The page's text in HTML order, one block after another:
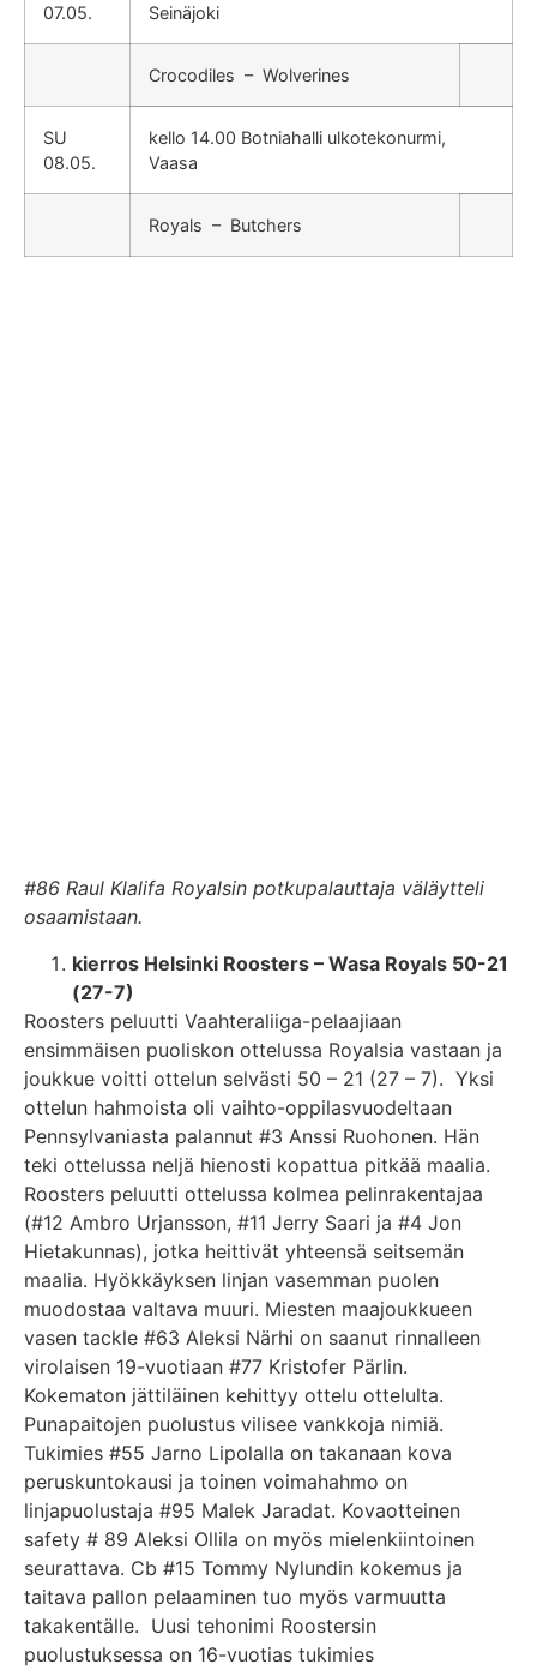
07.05.
Seinäjoki
Crocodiles – Wolverines
SU
08.05.
kello 14.00 Botniahalli ulkotekonurmi,
Vaasa
Royals – Butchers
#86 Raul Klalifa Royalsin potkupalauttaja väläytteli
osaamistaan.
kierros Helsinki Roosters – Wasa Royals 50-21
(27-7)
Roosters peluutti Vaahteraliiga-pelaajiaan
ensimmäisen puoliskon ottelussa Royalsia vastaan ja
joukkue voitti ottelun selvästi 50 – 21 (27 – 7). Yksi
ottelun hahmoista oli vaihto-oppilasvuodeltaan
Pennsylvaniasta palannut #3 Anssi Ruohonen. Hän
teki ottelussa neljä hienosti kopattua pitkää maalia.
Roosters peluutti ottelussa kolmea pelinrakentajaa
(#12 Ambro Urjansson, #11 Jerry Saari ja #4 Jon
Hietakunnas), jotka heittivät yhteensä seitsemän
maalia. Hyökkäyksen linjan vasemman puolen
muodostaa valtava muuri. Miesten maajoukkueen
vasen tackle #63 Aleksi Närhi on saanut rinnalleen
virolaisen 19-vuotiaan #77 Kristofer Pärlin.
Kokematon jättiläinen kehittyy ottelu ottelulta.
Punapaitojen puolustus vilisee vankkoja nimiä.
Tukimies #55 Jarno Lipolalla on takanaan kova
peruskuntokausi ja toinen voimahahmo on
linjapuolustaja #95 Malek Jaradat. Kovaotteinen
safety # 89 Aleksi Ollila on myös mielenkiintoinen
seurattava. Cb #15 Tommy Nylundin kokemus ja
taitava pallon pelaaminen tuo myös varmuutta
takakentälle. Uusi tehonimi Roostersin
puolustuksessa on 16-vuotias tukimies